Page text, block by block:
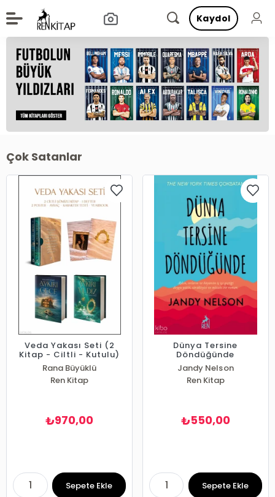
Kaydol
Çok Satanlar
Veda Yakası Seti (2
Kitap - Ciltli - Kutulu)
Rana Büyüklü
Ren Kitap
₺970,00
Sepete Ekle
Dünya Tersine
Döndüğünde
Jandy Nelson
Ren Kitap
₺550,00
Sepete Ekle